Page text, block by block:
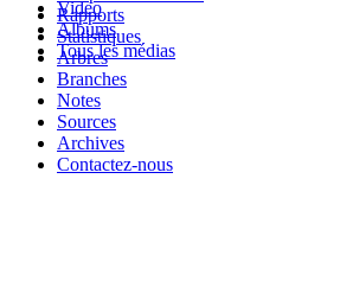
Video
Albums
Tous les médias
Rapports
Statistiques
Arbres
Branches
Notes
Sources
Archives
Contactez-nous